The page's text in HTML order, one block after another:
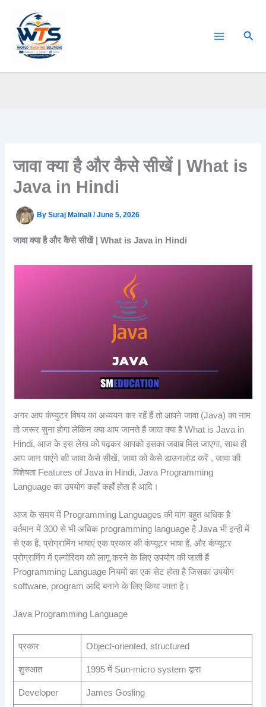
content
जावा क्या है और कैसे सीखें | What is
Java in Hindi
BySuraj Mainali/June 5, 2026
जावा क्या है और कैसे सीखें | What is Java in Hindi
अगर आप कंप्युटर विषय का अध्ययन कर रहें हैं तो आपने जावा (Java) का नाम
तो जरूर सुना होगा लेकिन क्या आप जानते हैं जावा क्या है What is Java in
Hindi, आज के इस लेख को पढ़कर आपको इसका जवाब मिल जाएगा, साथ ही
आप जान पाएंगे की जावा कैसे सीखें, जावा को कैसे डाउनलोड करें , जावा की
विशेषता Features of Java in Hindi, Java Programming
Language का उपयोग कहाँ कहाँ होता है आदि।
आज के समय में Programming Languages की मांग बहुत अधिक है
वर्तमान में 300 से भी अधिक programming language है Java भी इन्ही में
से एक है, प्रोग्रामिंग भाषाएं एक प्रकार की कंप्यूटर भाषा हैं, और कंप्यूटर
प्रोग्रामिंग में एल्गोरिदम को लागू करने के लिए उपयोग की जाती हैं
Programming Language नियमों का एक सेट होता है जिसका उपयोग
software, program आदि बनाने के लिए किया जाता है।
Java Programming Language
प्रकार Object-oriented, structured
शुरुआत 1995 में Sun-micro system द्वारा
Developer James Gosling